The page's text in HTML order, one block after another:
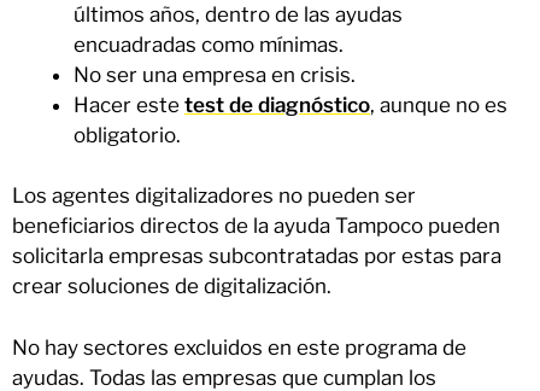
últimos años, dentro de las ayudas
encuadradas como mínimas.
No ser una empresa en crisis.
Hacer este test de diagnóstico, aunque no es
obligatorio.
Los agentes digitalizadores no pueden ser
beneficiarios directos de la ayuda Tampoco pueden
solicitarla empresas subcontratadas por estas para
crear soluciones de digitalización.
No hay sectores excluidos en este programa de
ayudas. Todas las empresas que cumplan los